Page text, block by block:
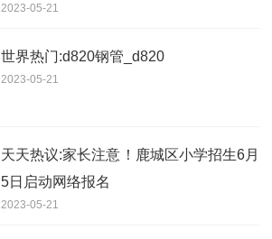
2023-05-21
世界热门:d820钢管_d820
2023-05-21
天天热议:家长注意！鹿城区小学招生6月
5日启动网络报名
2023-05-21